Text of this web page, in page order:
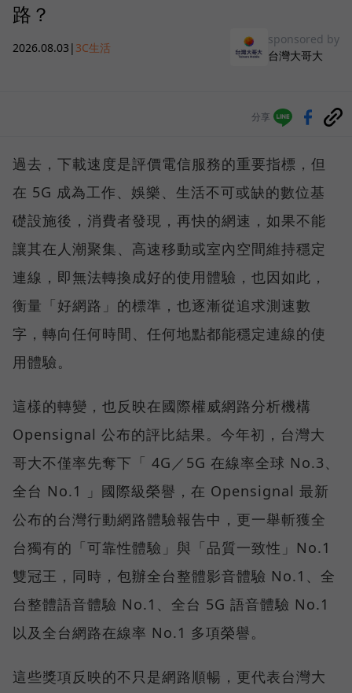
路？
2026.08.03 | 3C生活
sponsored by
台灣大哥大
分享
過去，下載速度是評價電信服務的重要指標，但
在 5G 成為工作、娛樂、生活不可或缺的數位基
礎設施後，消費者發現，再快的網速，如果不能
讓其在人潮聚集、高速移動或室內空間維持穩定
連線，即無法轉換成好的使用體驗，也因如此，
衡量「好網路」的標準，也逐漸從追求測速數
字，轉向任何時間、任何地點都能穩定連線的使
用體驗。
這樣的轉變，也反映在國際權威網路分析機構
Opensignal 公布的評比結果。今年初，台灣大
哥大不僅率先奪下「 4G／5G 在線率全球 No.3、
全台 No.1 」國際級榮譽，在 Opensignal 最新
公布的台灣行動網路體驗報告中，更一舉斬獲全
台獨有的「可靠性體驗」與「品質一致性」No.1
雙冠王，同時，包辦全台整體影音體驗 No.1、全
台整體語音體驗 No.1、全台 5G 語音體驗 No.1
以及全台網路在線率 No.1 多項榮譽。
這些獎項反映的不只是網路順暢，更代表台灣大